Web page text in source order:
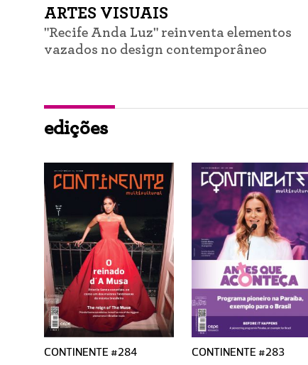
ARTES VISUAIS
"Recife Anda Luz" reinventa elementos
vazados no design contemporâneo
edições
CONTINENTE #284 CONTINENTE #283